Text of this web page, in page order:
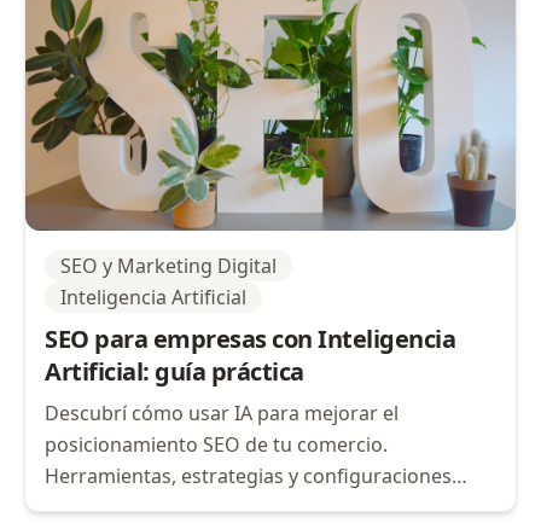
SEO y Marketing Digital
Inteligencia Artificial
SEO para empresas con Inteligencia
Artificial: guía práctica
Descubrí cómo usar IA para mejorar el
posicionamiento SEO de tu comercio.
Herramientas, estrategias y configuraciones
concretas para pequeños negocios.